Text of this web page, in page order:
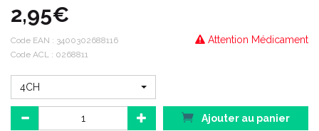
Il s'agit d'une plante vivace, rampante, que l'on retrouve en
Amérique du Nord et au Mexique.
2,95€
Attention Médicament
Code EAN : 3400302688116
Code ACL : 0268811
4CH
Ajouter au panier